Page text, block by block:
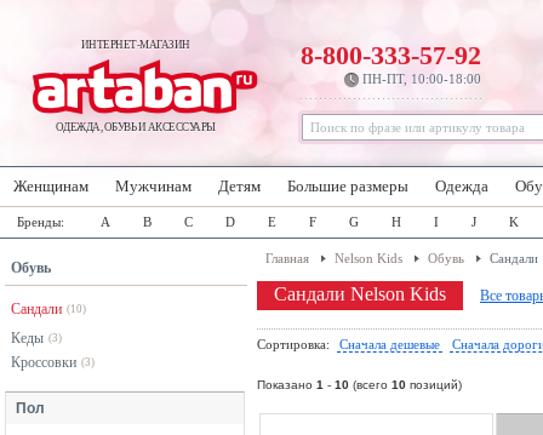
ИНТЕРНЕТ-МАГАЗИН
ОДЕЖДА, ОБУВЬ И АКСЕССУАРЫ
8-800-333-57-92
ПН-ПТ, 10:00-18:00
Женщинам Мужчинам Детям Большие размеры Одежда
Бренды: A B C D E F G H I J K
Обувь
Сандали (10)
Кеды (3)
Кроссовки (3)
Пол
Главная Nelson Kids Обувь Сандали
Сандали Nelson Kids Все
Сортировка: Сначала дешевые Сначала
Показано 1 - 10 (всего 10 позиций)